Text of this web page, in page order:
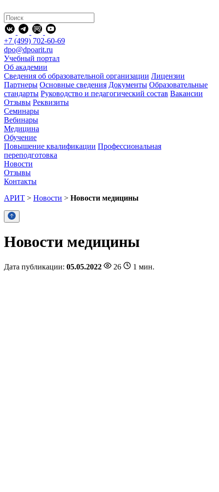
+7 (499) 702-60-69
dpo@dpoarit.ru
Учебный портал
Об академии
Сведения об образовательной организации Лицензии
Партнеры Основные сведения Документы Образовательные
стандарты Руководство и педагогический состав Вакансии
Отзывы Реквизиты
Семинары
Вебинары
Медицина
Обучение
Повышение квалификации Профессиональная
переподготовка
Новости
Отзывы
Контакты
АРИТ > Новости > Новости медицины
Новости медицины
Дата публикации: 05.05.2022 26 1 мин.